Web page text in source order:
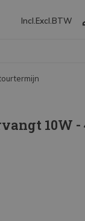
Incl. Excl. BTW
10W -